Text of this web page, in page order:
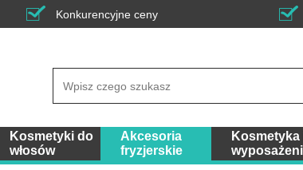
Konkurencyjne ceny
Kosmetyki do
włosów
Akcesoria
fryzjerskie
Kosmetyka